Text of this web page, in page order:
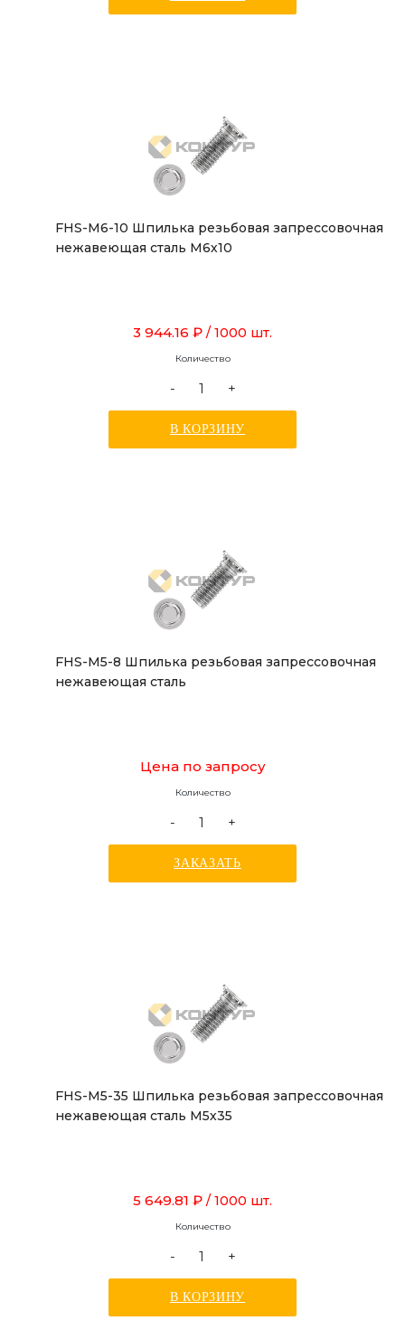
FHS-M6-10 Шпилька резьбовая запрессовочная
нежавеющая сталь М6х10
3 944.16 ₽ / 1000 шт.
Количество
- +
В КОРЗИНУ
FHS-M5-8 Шпилька резьбовая запрессовочная
нежавеющая сталь
Цена по запросу
Количество
- +
ЗАКАЗАТЬ
FHS-M5-35 Шпилька резьбовая запрессовочная
нежавеющая сталь М5х35
5 649.81 ₽ / 1000 шт.
Количество
- +
В КОРЗИНУ